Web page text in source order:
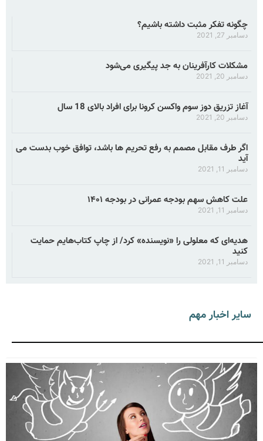
چگونه تفکر مثبت داشته باشیم؟
دسامبر 27, 2021
مشکلات کارآفرینان به جد پیگیری می‌شود
دسامبر 20, 2021
آغاز تزریق دوز سوم واکسن کرونا برای افراد بالای 18 سال
دسامبر 20, 2021
اگر طرف مقابل مصمم به رفع تحریم ها باشد، توافق خوب بدست می
آید
دسامبر 11, 2021
علت کاهش سهم بودجه عمرانی در بودجه ۱۴۰۱
دسامبر 11, 2021
هدیه‌ای که معلولی را «نویسنده» کرد/ از چاپ کتاب‌هایم حمایت
کنید
دسامبر 11, 2021
سایر اخبار مهم